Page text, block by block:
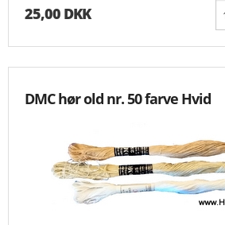
25,00 DKK
DMC hør old nr. 50 farve Hvid